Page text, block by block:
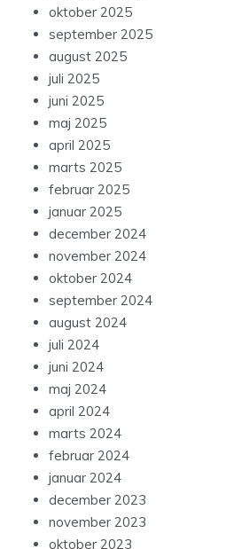
oktober 2025
september 2025
august 2025
juli 2025
juni 2025
maj 2025
april 2025
marts 2025
februar 2025
januar 2025
december 2024
november 2024
oktober 2024
september 2024
august 2024
juli 2024
juni 2024
maj 2024
april 2024
marts 2024
februar 2024
januar 2024
december 2023
november 2023
oktober 2023